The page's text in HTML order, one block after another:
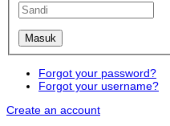
Forgot your password?
Forgot your username?
Create an account